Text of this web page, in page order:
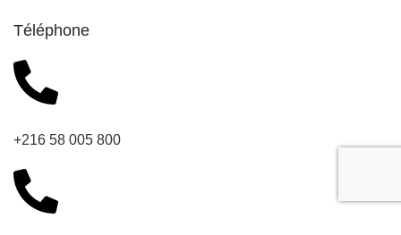
Téléphone
+216 58 005 800